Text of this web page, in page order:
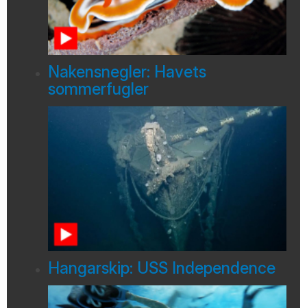
Nakensnegler: Havets
sommerfugler
Hangarskip: USS Independence